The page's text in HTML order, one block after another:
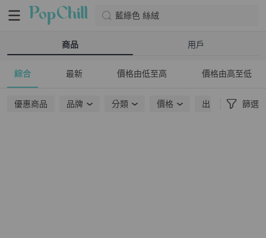
藍綠色 絲絨
商品 用戶
綜合 最新 價格由低至高 價格由高至低
優惠商品 品牌 分類 價格 出貨地點 篩選